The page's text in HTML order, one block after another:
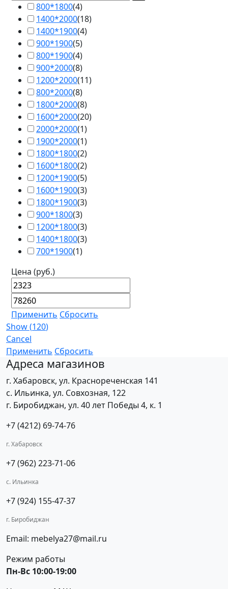
800*1800(4)
1400*2000(18)
1400*1900(4)
900*1900(5)
800*1900(4)
900*2000(8)
1200*2000(11)
800*2000(8)
1800*2000(8)
1600*2000(20)
2000*2000(1)
1900*2000(1)
1800*1800(2)
1600*1800(2)
1200*1900(5)
1600*1900(3)
1800*1900(3)
900*1800(3)
1200*1800(3)
1400*1800(3)
700*1900(1)
Цена (руб.)
Применить Сбросить
Show(120)
Cancel
Применить Сбросить
Адреса магазинов
г. Хабаровск, ул. Краснореченская 141
с. Ильинка, ул. Совхозная, 122
г. Биробиджан, ул. 40 лет Победы 4, к. 1
+7 (4212) 69-74-76
г. Хабаровск
+7 (962) 223-71-06
с. Ильинка
+7 (924) 155-47-37
г. Биробиджан
Email: mebelya27@mail.ru
Режим работы
Пн-Вс 10:00-19:00